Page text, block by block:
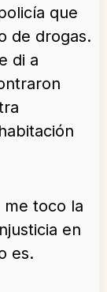
que
de drogas.
di a
me toco la
en
es.